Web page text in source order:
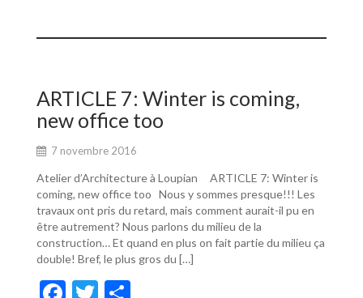
e
o
o
k
itt ta
er
ARTICLE 7: Winter is coming,
new office too
7 novembre 2016
Atelier d’Architecture à Loupian ARTICLE 7: Winter is
coming, new office too Nous y sommes presque!!! Les
travaux ont pris du retard, mais comment aurait-il pu en
être autrement? Nous parlons du milieu de la
construction… Et quand en plus on fait partie du milieu ça
double! Bref, le plus gros du […]